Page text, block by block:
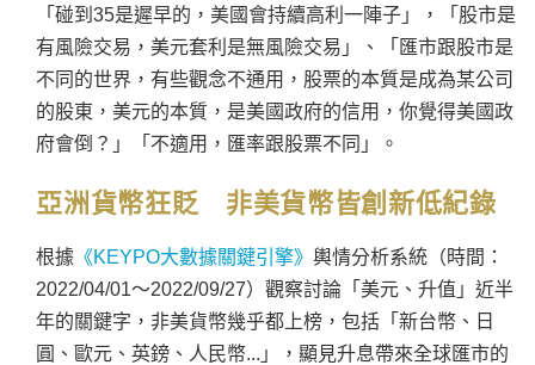
「碰到35是遲早的，美國會持續高利一陣子」，「股市是
有風險交易，美元套利是無風險交易」、「匯市跟股市是
不同的世界，有些觀念不通用，股票的本質是成為某公司
的股東，美元的本質，是美國政府的信用，你覺得美國政
府會倒？」「不適用，匯率跟股票不同」。
亞洲貨幣狂貶 非美貨幣皆創新低紀錄
根據 《KEYPO大數據關鍵引擎》輿情分析系統（時間：
2022/04/01～2022/09/27）觀察討論「美元、升值」近半
年的關鍵字，非美貨幣幾乎都上榜，包括「新台幣、日
圓、歐元、英鎊、人民幣...」，顯見升息帶來全球匯市的